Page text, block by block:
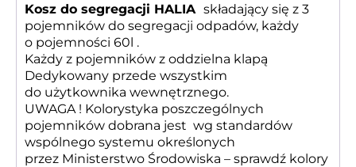
Kosz do segregacji HALIA składający się z 3
pojemników do segregacji odpadów, każdy
o pojemności 60l .
Każdy z pojemników z oddzielna klapą
Dedykowany przede wszystkim
do użytkownika wewnętrznego.
UWAGA ! Kolorystyka poszczególnych
pojemników dobrana jest wg standardów
wspólnego systemu określonych
przez Ministerstwo Środowiska – sprawdź kolory